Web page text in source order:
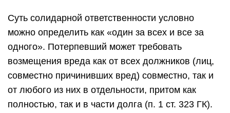
Суть солидарной ответственности условно
можно определить как «один за всех и все за
одного». Потерпевший может требовать
возмещения вреда как от всех должников (лиц,
совместно причинивших вред) совместно, так и
от любого из них в отдельности, притом как
полностью, так и в части долга (п. 1 ст. 323 ГК).